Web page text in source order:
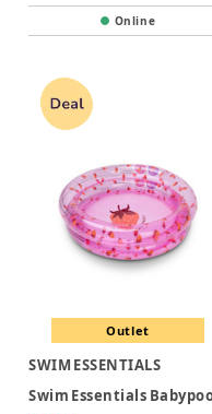
Online
Outlet
SWIM ESSENTIALS